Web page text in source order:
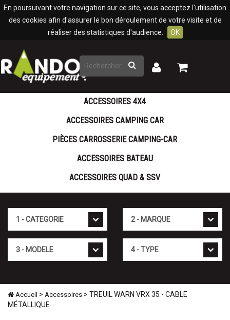
En poursuivant votre navigation sur ce site, vous acceptez l'utilisation
des cookies afin d'assurer le bon déroulement de votre visite et de
réaliser des statistiques d'audience.
OK
Rechercher
Mon
Mon
ACCESSOIRES 4X4
ACCESSOIRES CAMPING CAR
PIÈCES CARROSSERIE CAMPING-CAR
ACCESSOIRES BATEAU
ACCESSOIRES QUAD & SSV
Accueil > Accessoires > TREUIL WARN VRX 35 - CABLE
MÉTALLIQUE
Panneau de gestion des cookies